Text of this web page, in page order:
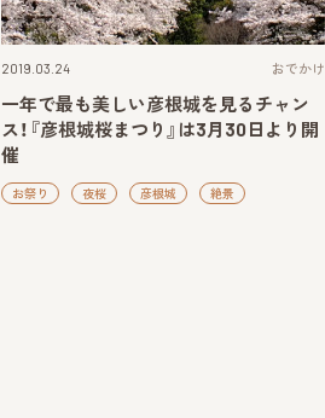
2019.03.24 おでかけ
一年で最も美しい彦根城を見るチャン
ス！『彦根城桜まつり』は3月30日より開
催
お祭り 夜桜 彦根城 絶景